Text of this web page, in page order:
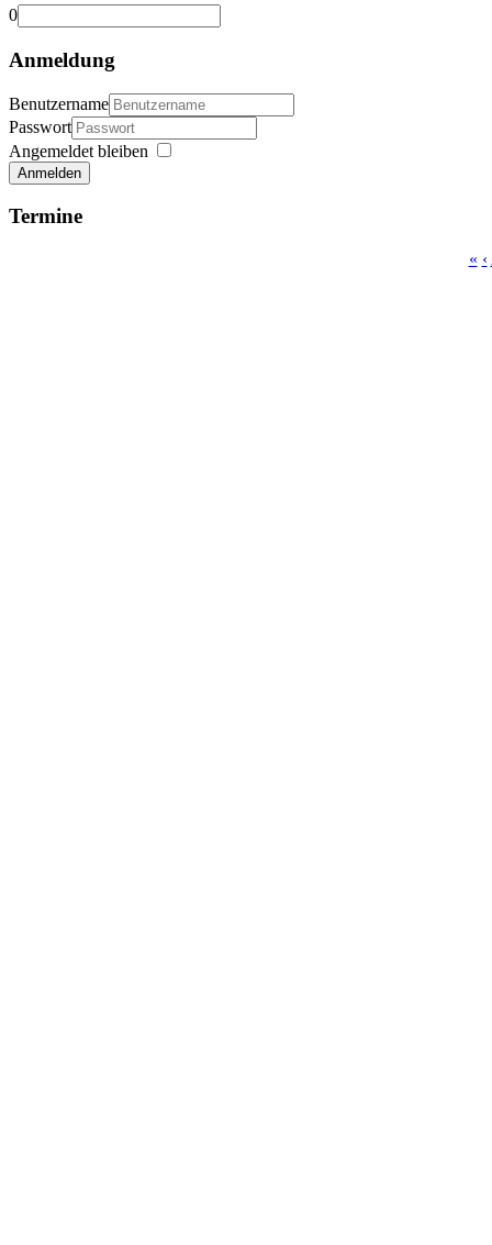
0
Anmeldung
Benutzername
Passwort
Angemeldet bleiben
Anmelden
Termine
« ‹